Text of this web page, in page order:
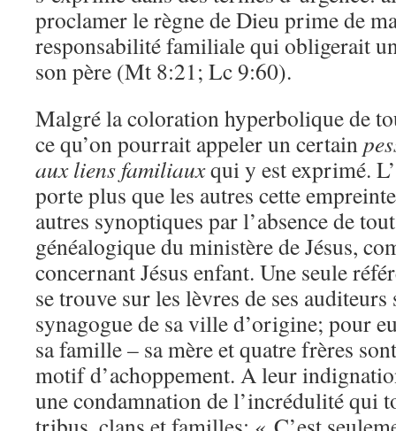
proclamer le règne de Dieu prime de
responsabilité familiale qui obligerait
son père (Mt 8:21; Lc 9:60).
Malgré la coloration hyperbolique de
ce qu’on pourrait appeler un certain
aux liens familiauxqui y est exprimé.
porte plus que les autres cette
autres synoptiques par l’absence de
généalogique du ministère de Jésus,
concernant Jésus enfant. Une seule
se trouve sur les lèvres de ses auditeurs
synagogue de sa ville d’origine; pour
sa famille – sa mère et quatre frères
motif d’achoppement. A leur
une condamnation de l’incrédulité qui